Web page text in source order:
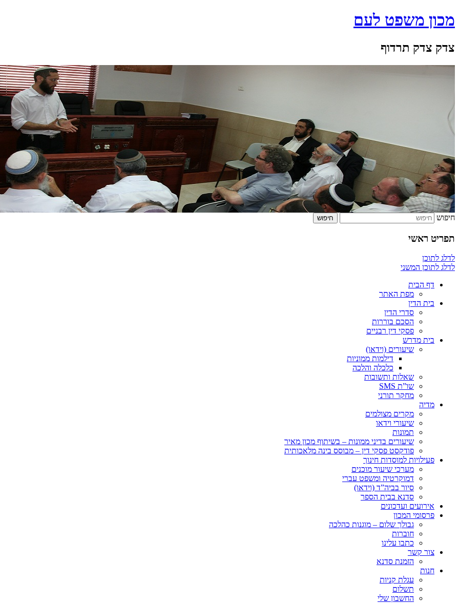
מכון משפט לעם
צדק צדק תרדוף
חיפוש
תפריט ראשי
לדלג לתוכן
לדלג לתוכן המשני
דף הבית
מפת האתר
בית הדין
סדרי הדין
הסכם בוררות
פסקי דין רבניים
בית מדרש
שיעורים (וידאו)
דילמות ממוניות
כלכלה והלכה
שאלות ותשובות
שו”ת SMS
מחקר תורני
מדיה
מקרים מצולמים
שיעורי וידאו
תמונות
שיעורים בדיני ממונות – בשיתוף מכון מאיר
פודקסט פסקי דין – מבוסס בינה מלאכותית
פעילויות למוסדות חינוך
מערכי שיעור מוכנים
דמוקרטיה ומשפט עברי
סיור בביה”ד (וידאו)
סדנא בבית הספר
אירועים ועדכונים
פרסומי המכון
גבולך שלום – מוגנות כהלכה
חוברות
כתבו עלינו
צור קשר
הזמנת סדנא
חנות
עגלת קניות
תשלום
החשבון שלי